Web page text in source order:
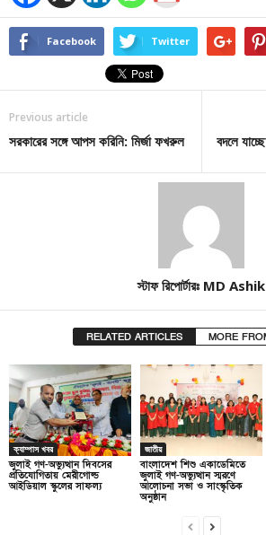
Facebook Twitter
Previous article
সরকারের সঙ্গে আপস করিনি: মির্জা ফখরুল বদলে
স্টাফ রিপোর্টারঃ MD Ashik
RELATED ARTICLES MORE
ক্যাম্পাস খবর
জুলাই গণ-অভ্যুত্থান দিবসের
প্রতিযোগিতায় মেরীগোল্ড
আইডিয়াল স্কুলের সাফল্য
জাতীয়
বাংলাদেশ শিশু একাডেমিতে
জুলাই গণ-অভ্যুত্থান স্মরণে
আলোচনা সভা ও সাংস্কৃতিক
অনুষ্ঠান